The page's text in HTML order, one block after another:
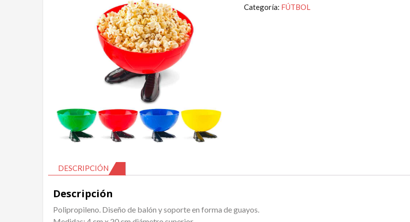
Categoría: FÚTBOL
DESCRIPCIÓN
Descripción
Polipropileno. Diseño de balón y soporte en forma de guayos.